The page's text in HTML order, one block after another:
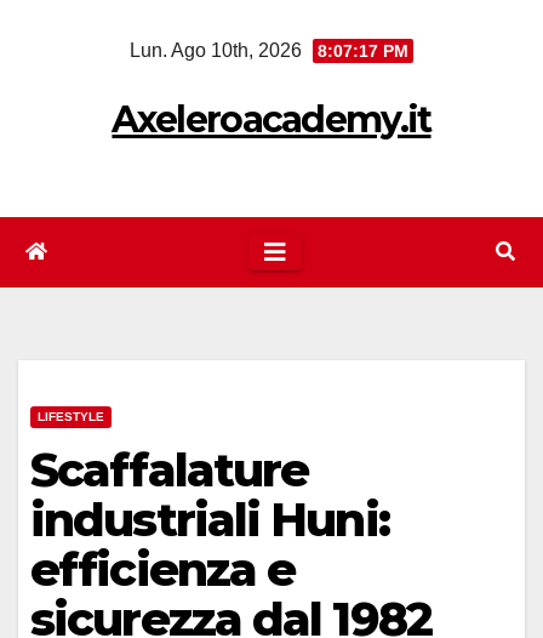
Lun. Ago 10th, 2026 8:07:18 PM
Axeleroacademy.it
LIFESTYLE
Scaffalature
industriali Huni:
efficienza e
sicurezza dal 1982